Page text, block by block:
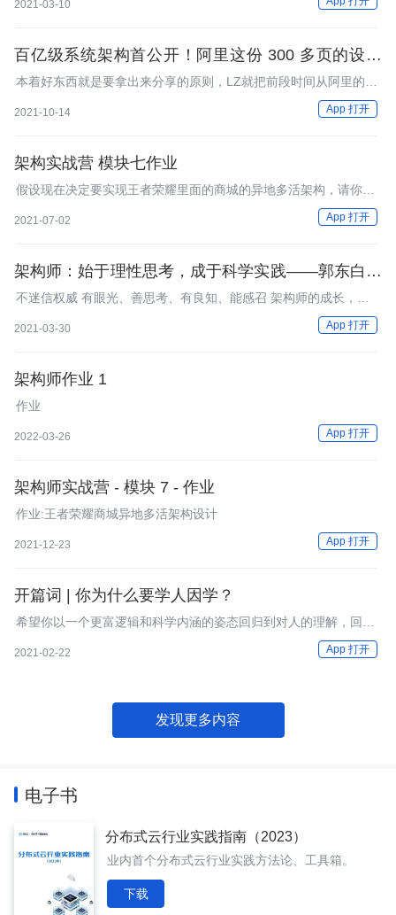
2021-03-10
百亿级系统架构首公开！阿里这份 300 多页的设计
实录你还没有吗？
本着好东西就是要拿出来分享的原则，LZ就把前段时间从阿里的一
位老哥手上捞到的百亿级系统架构设计实录分享给大家，希望能对
想接触架构的朋友或者已经是架构师的朋友们得到一点启发！
2021-10-14 App 打开
架构实战营 模块七作业
假设现在决定要实现王者荣耀里面的商城的异地多活架构，请你分
2021-07-02 App 打开
架构师：始于理性思考，成于科学实践——郭东白老
师分享总结
不迷信权威 有眼光、善思考、有良知、能感召 架构师的成长，始
2021-03-30 App 打开
架构师作业 1
作业
2022-03-26 App 打开
架构师实战营 - 模块 7 - 作业
作业:王者荣耀商城异地多活架构设计
2021-12-23 App 打开
开篇词 | 你为什么要学人因学？
希望你以一个更富逻辑和科学内涵的姿态回归到对人的理解，回归
2021-02-22 App 打开
发现更多内容
电子书
分布式云行业实践指南（2023）
业内首个分布式云行业实践方法论、工具箱。
下载